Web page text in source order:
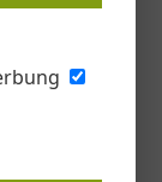
Oktober